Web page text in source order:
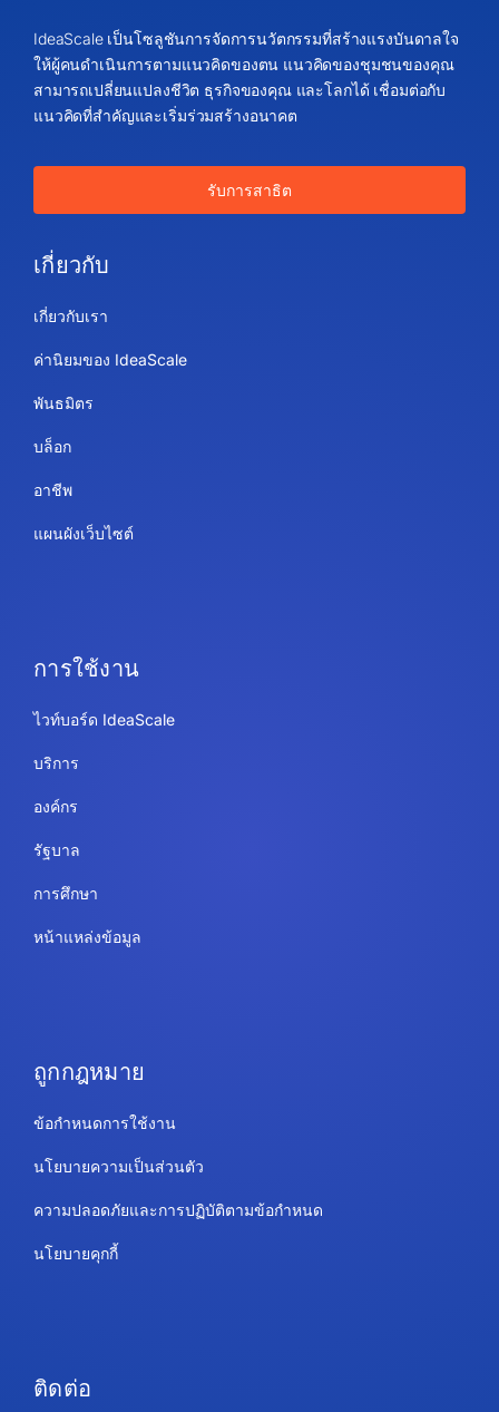
IdeaScale เป็นโซลูชันการจัดการนวัตกรรมที่สร้างแรงบันดาลใจ
ให้ผู้คนดำเนินการตามแนวคิดของตน แนวคิดของชุมชนของคุณ
สามารถเปลี่ยนแปลงชีวิต ธุรกิจของคุณ และโลกได้ เชื่อมต่อกับ
แนวคิดที่สำคัญและเริ่มร่วมสร้างอนาคต
รับการสาธิต
เกี่ยวกับ
เกี่ยวกับเรา
ค่านิยมของ IdeaScale
พันธมิตร
บล็อก
อาชีพ
แผนผังเว็บไซต์
การใช้งาน
ไวท์บอร์ด IdeaScale
บริการ
องค์กร
รัฐบาล
การศึกษา
หน้าแหล่งข้อมูล
ถูกกฎหมาย
ข้อกำหนดการใช้งาน
นโยบายความเป็นส่วนตัว
ความปลอดภัยและการปฏิบัติตามข้อกำหนด
นโยบายคุกกี้
ติดต่อ